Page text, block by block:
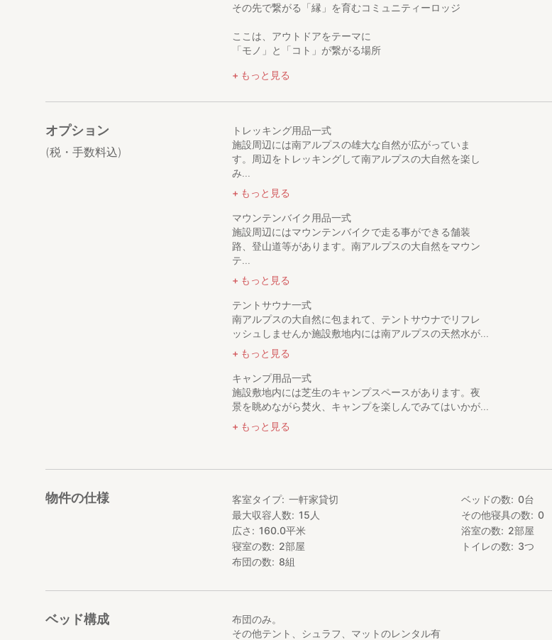
その先で繋がる「縁」を育むコミュニティーロッジ
ここは、アウトドアをテーマに
​「モノ」と「コト」が繋がる場所
ある者には、「アウトドアを始める場所」となり
それは誰をも魅了する圧倒的な「大自然」
gosenは、
アウトドアの「入口」であり、山梨への「入口」でもある
この地の「魅力」を味わう起点を目指し
もっと見る
オプション
(税・手数料込)
トレッキング用品一式
施設周辺には南アルプスの雄大な自然が広がっていま
す。周辺をトレッキングして南アルプスの大自然を楽し
み...
もっと見る
マウンテンバイク用品一式
施設周辺にはマウンテンバイクで走る事ができる舗装
路、登山道等があります。南アルプスの大自然をマウン
テ...
もっと見る
テントサウナ一式
南アルプスの大自然に包まれて、テントサウナでリフレ
ッシュしませんか施設敷地内には南アルプスの天然水が...
もっと見る
キャンプ用品一式
施設敷地内には芝生のキャンプスペースがあります。夜
景を眺めながら焚火、キャンプを楽しんでみてはいかが...
もっと見る
物件の仕様 客室タイプ 一軒家貸切
最大収容人数
15 人
広さ
160.0平米
寝室の数
2部屋
布団の数
8組
ベッドの数 0台
その他寝具の数
0
浴室の数
2部屋
トイレの数
3つ
ベッド構成
布団のみ。
その他テント、シュラフ、マットのレンタル有